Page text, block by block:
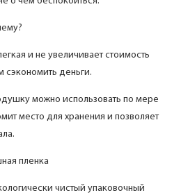
и не увеличивает стоимость
сэкономить деньги.
можно использовать по мере
место для хранения и позволяет
пленка
чистый упаковочный